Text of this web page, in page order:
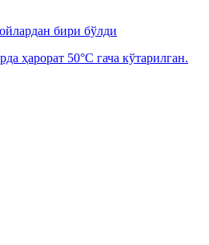
бири бўлди
ҳарорат 50°C гача кўтарилган.